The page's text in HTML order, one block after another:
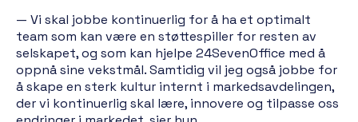
— Vi skal jobbe kontinuerlig for å ha et optimalt
team som kan være en støttespiller for resten av
selskapet, og som kan hjelpe 24SevenOffice med å
oppnå sine vekstmål. Samtidig vil jeg også jobbe for
å skape en sterk kultur internt i markedsavdelingen,
der vi kontinuerlig skal lære, innovere og tilpasse oss